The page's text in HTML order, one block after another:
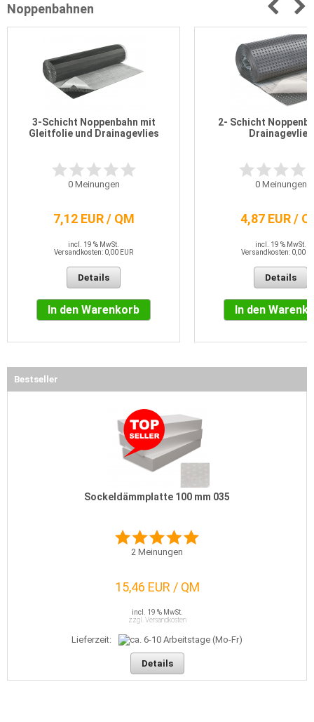
Noppenbahnen
3-Schicht Noppenbahn mit
Gleitfolie und Drainagevlies
0Meinungen
7,12 EUR / QM
incl. 19 % MwSt.
Versandkosten: 0,00 EUR
Details
In den Warenkorb
2- Schicht
Drainagevlies
0Meinungen
4,87 EUR /
incl. 19 % MwSt.
Versandkosten: 0,00
Details
In den
Bestseller
Sockeldämmplatte 100 mm 035
2 Meinungen
15,46 EUR / QM
incl. 19 % MwSt.
zzgl. Versandkosten
Lieferzeit:
Details